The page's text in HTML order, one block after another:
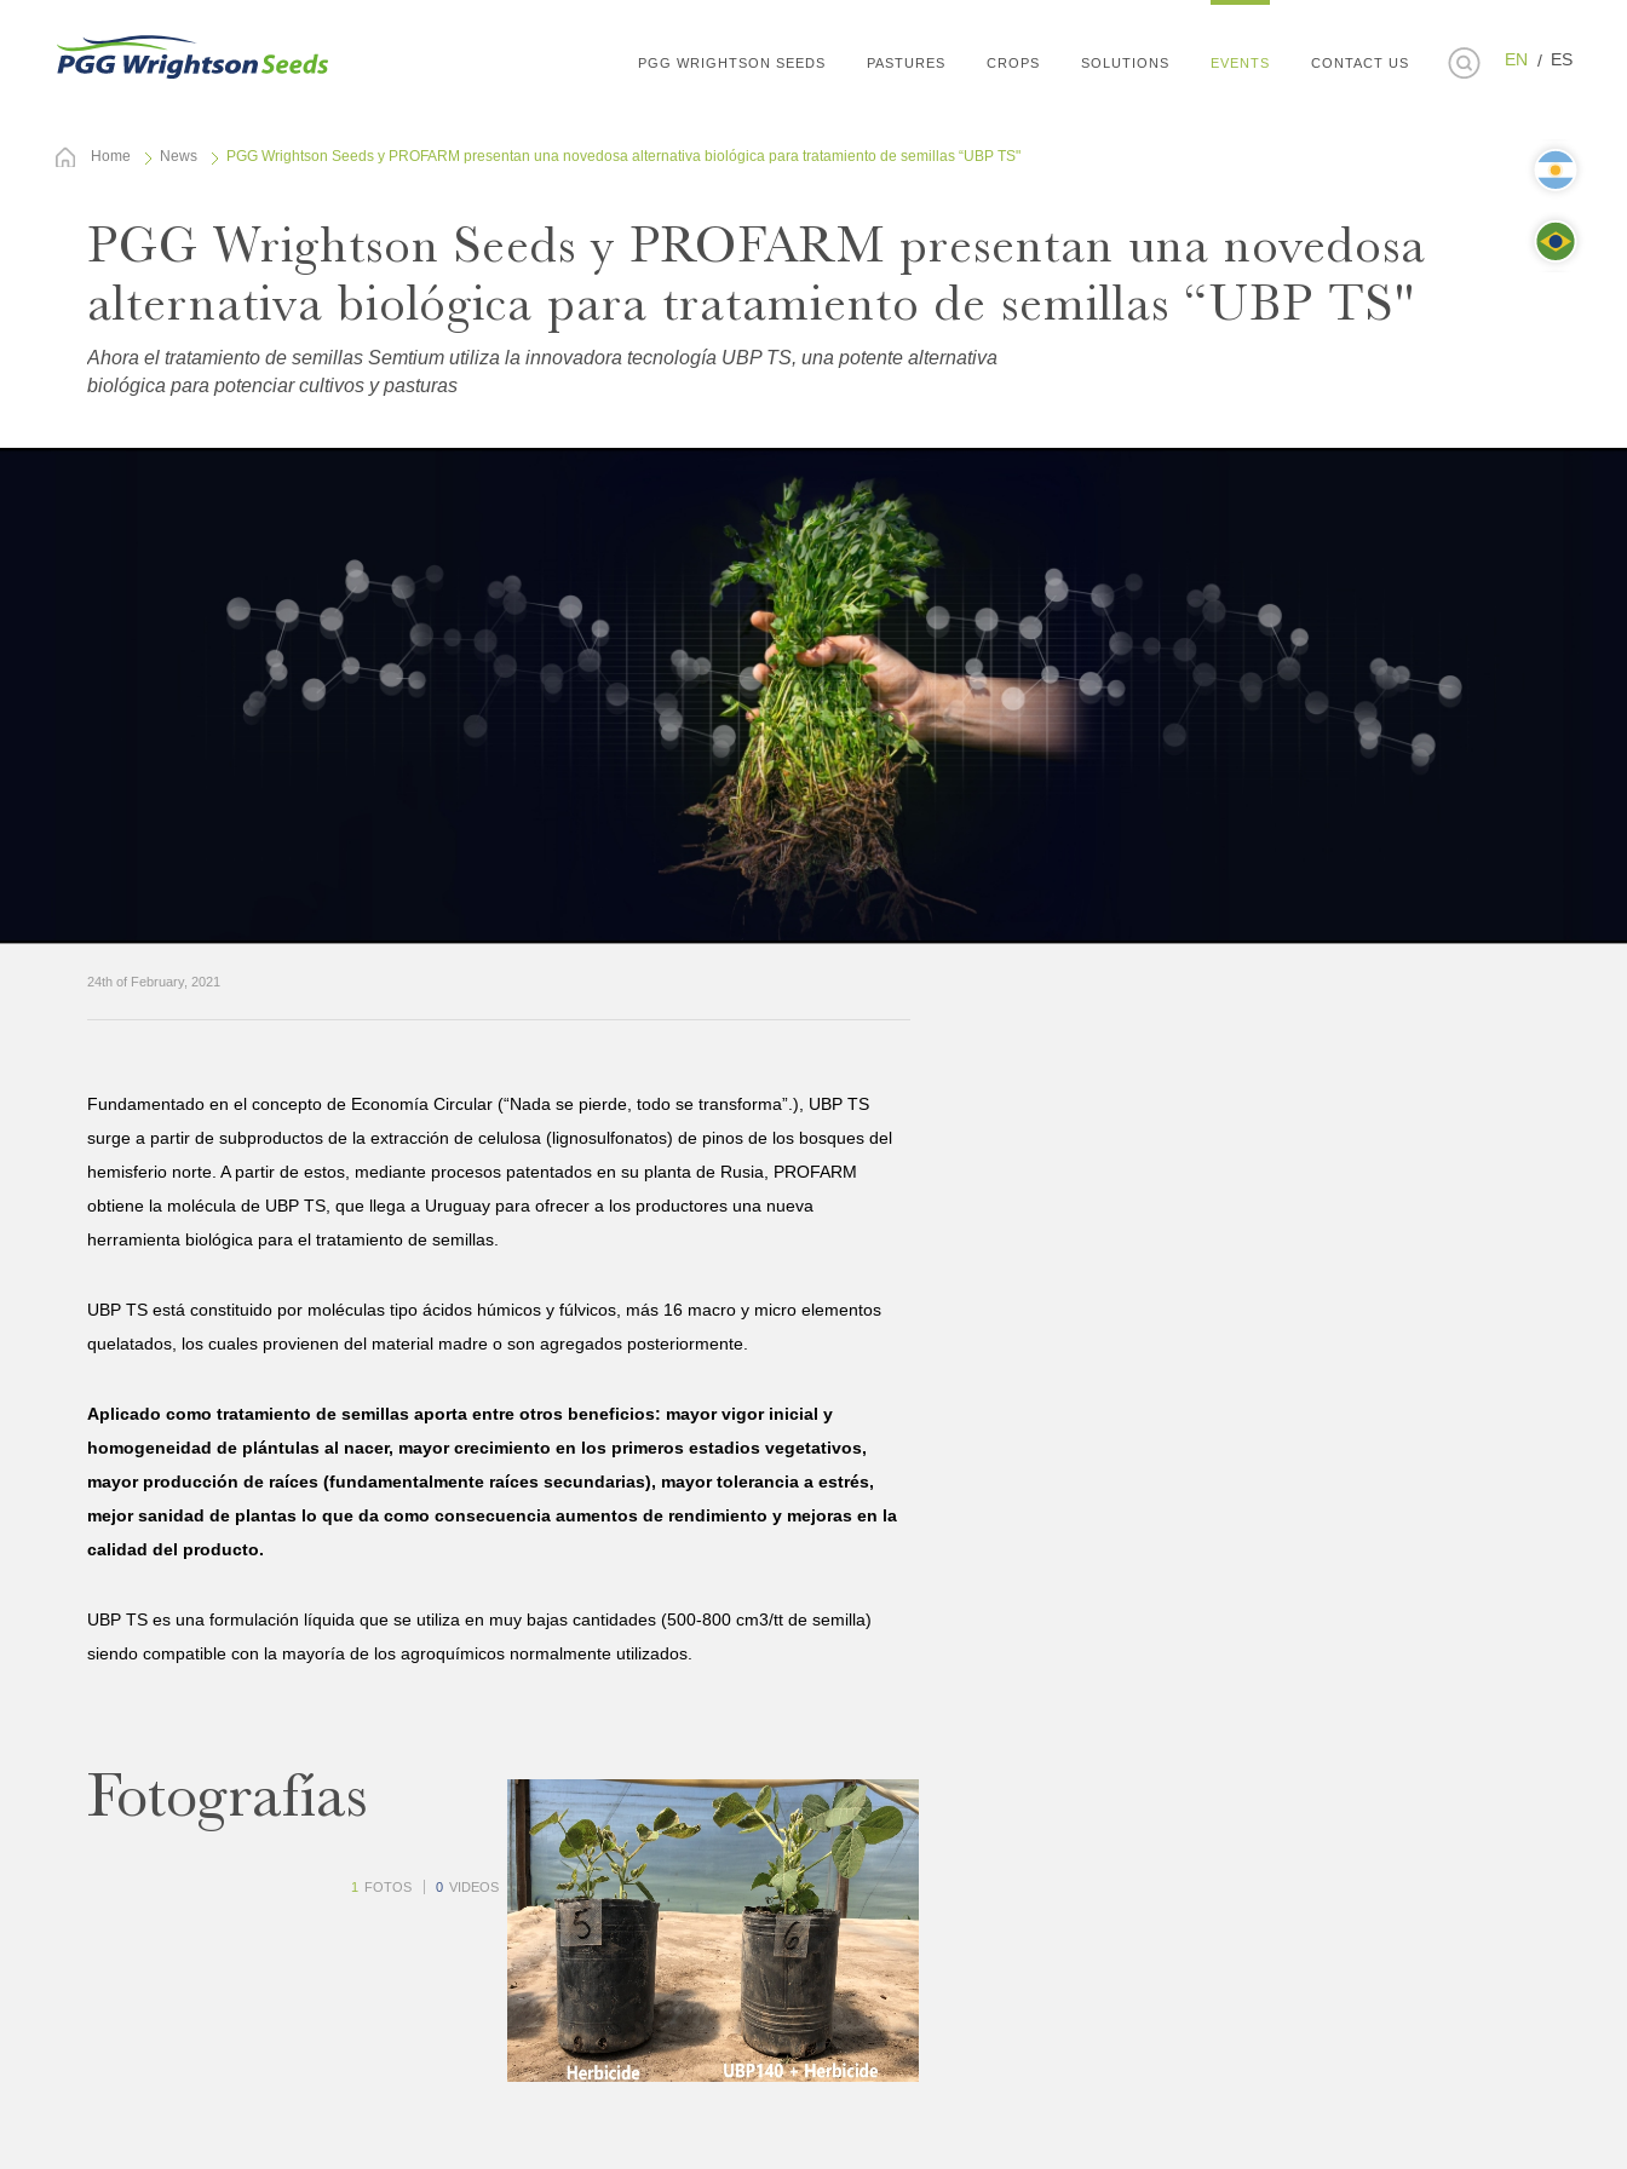
EN ES
PGG WRIGHTSON SEEDS PASTURES CROPS SOLUTIONS EVENTS CONTACT US
Home News PGG Wrightson Seeds y PROFARM presentan una novedosa alternativa biológica para tratamiento de semillas “UBP TS"
PGG Wrightson Seeds y PROFARM presentan una novedosa
alternativa biológica para tratamiento de semillas “UBP TS"
Ahora el tratamiento de semillas Semtium utiliza la innovadora tecnología UBP TS, una potente alternativa
biológica para potenciar cultivos y pasturas
24th of February, 2021
Fundamentado en el concepto de Economía Circular (“Nada se pierde, todo se transforma”.), UBP TS
surge a partir de subproductos de la extracción de celulosa (lignosulfonatos) de pinos de los bosques del
hemisferio norte. A partir de estos, mediante procesos patentados en su planta de Rusia, PROFARM
obtiene la molécula de UBP TS, que llega a Uruguay para ofrecer a los productores una nueva
herramienta biológica para el tratamiento de semillas.
UBP TS está constituido por moléculas tipo ácidos húmicos y fúlvicos, más 16 macro y micro elementos
quelatados, los cuales provienen del material madre o son agregados posteriormente.
Aplicado como tratamiento de semillas aporta entre otros beneficios: mayor vigor inicial y
homogeneidad de plántulas al nacer, mayor crecimiento en los primeros estadios vegetativos,
mayor producción de raíces (fundamentalmente raíces secundarias), mayor tolerancia a estrés,
mejor sanidad de plantas lo que da como consecuencia aumentos de rendimiento y mejoras en la
calidad del producto.
UBP TS es una formulación líquida que se utiliza en muy bajas cantidades (500-800 cm3/tt de semilla)
siendo compatible con la mayoría de los agroquímicos normalmente utilizados.
Fotografías
1 FOTOS 0 VIDEOS